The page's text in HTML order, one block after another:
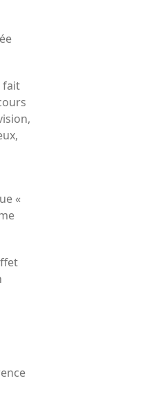
Aucun commentaire à afficher.
fait
«